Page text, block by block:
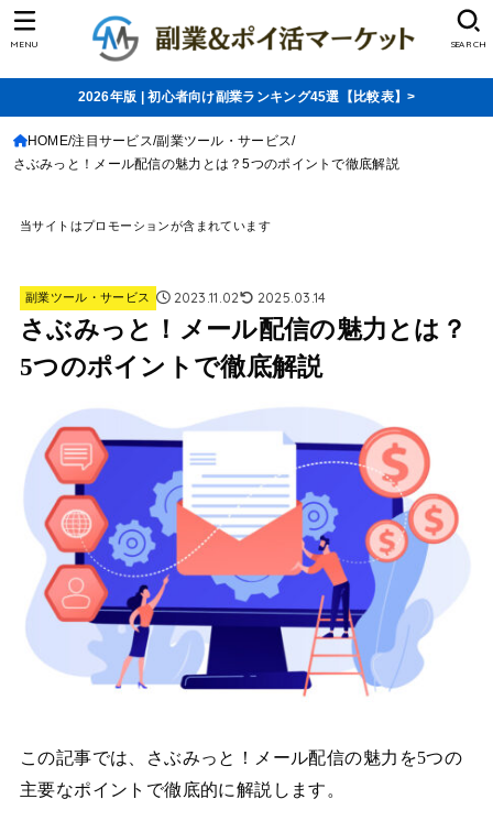
SEARCH
MENU
2026年版 | 初心者向け副業ランキング45選【比較表】>
HOME 注目サービス 副業ツール・サービス
さぶみっと！メール配信の魅力とは？5つのポイントで徹底解説
当サイトはプロモーションが含まれています
副業ツール・サービス 2023.11.02 2025.03.14
さぶみっと！メール配信の魅力とは？
5つのポイントで徹底解説
この記事では、さぶみっと！メール配信の魅力を5つの
主要なポイントで徹底的に解説します。